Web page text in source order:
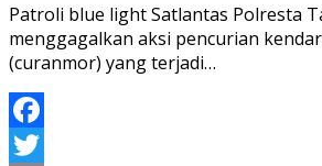
Patroli blue light Satlantas Polresta
menggagalkan aksi pencurian
(curanmor) yang terjadi…
Facebook